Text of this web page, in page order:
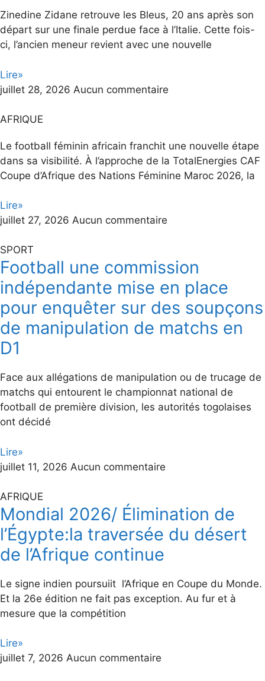
Zinedine Zidane retrouve les Bleus, 20 ans après son
départ sur une finale perdue face à l’Italie. Cette fois-
ci, l’ancien meneur revient avec une nouvelle
Lire»
juillet 28, 2026 Aucun commentaire
AFRIQUE
Le football féminin africain franchit une nouvelle étape
dans sa visibilité. À l’approche de la TotalEnergies CAF
Coupe d’Afrique des Nations Féminine Maroc 2026, la
Lire»
juillet 27, 2026 Aucun commentaire
SPORT
Football une commission
indépendante mise en place
pour enquêter sur des soupçons
de manipulation de matchs en
D1
Face aux allégations de manipulation ou de trucage de
matchs qui entourent le championnat national de
football de première division, les autorités togolaises
ont décidé
Lire»
juillet 11, 2026 Aucun commentaire
AFRIQUE
Mondial 2026/ Élimination de
l’Égypte:la traversée du désert
de l’Afrique continue
Le signe indien poursuiit l’Afrique en Coupe du Monde.
Et la 26e édition ne fait pas exception. Au fur et à
mesure que la compétition
Lire»
juillet 7, 2026 Aucun commentaire